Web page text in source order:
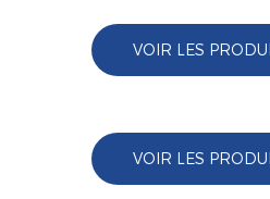
VOIR LES
VOIR LES